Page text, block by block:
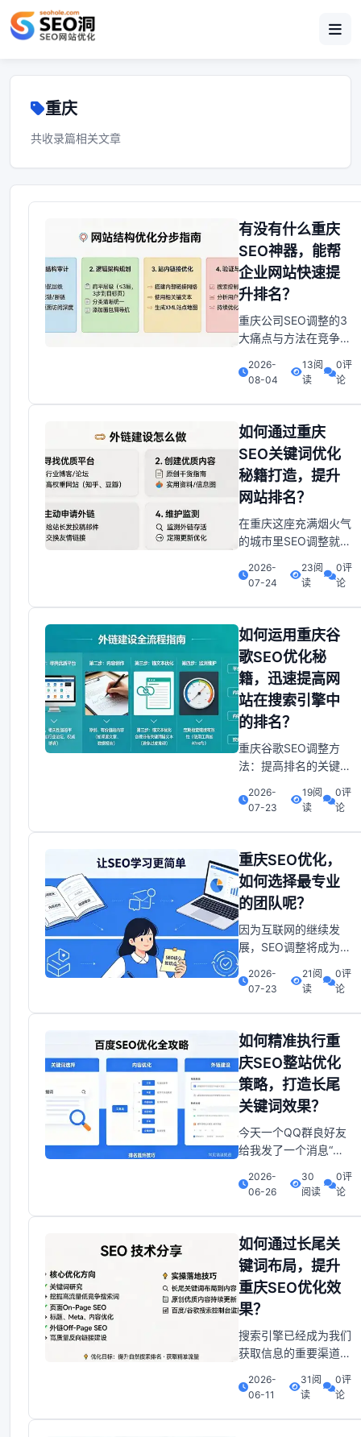
重庆
共收录篇相关文章
有没有什么重庆
SEO神器，能帮
企业网站快速提
升排名？
重庆公司SEO调整的3
大痛点与方法在竞争激
重庆公司面临着以下关
慢。错失商机许多公司
网站因调整不当或技术
落后长期停留在搜索引
擎第2页甚至更后位
置，导致目标客户流
失。传统SEO方法需要
数月才能见效，而
2026-
08-04
13阅
读
0评
论
如何通过重庆
SEO关键词优化
秘籍打造，提升
网站排名？
在重庆这座充满烟火气
的城市里SEO调整就像
要像侦探一样，寻找那
“宝藏”。今天就带大家
进一步发现重庆SEO关
键词调整的方法，让你
的网站在搜索引擎中闪
闪发光！一、掌握本地
特色：从“火锅”到“洪崖
洞”的关键
2026-
07-24
23阅
读
0评
论
如何运用重庆谷
歌SEO优化秘
籍，迅速提高网
站在搜索引擎中
的排名？
重庆谷歌SEO调整方
法：提高排名的关键策
代,网站的可见性变得
主、博主,还是电商卖
家。能够让更多人通过
搜索引擎找到你的网
站,都会直接影响你的
流量和收入。而谷歌,
作为全球最大的搜索引
擎,占据了绝大部分的
2026-
07-23
19阅
读
0评
论
重庆SEO优化，
如何选择最专业
的团队呢？
因为互联网的继续发
展，SEO调整将成为公
分。未来重庆SEO调整
竞争也将更加激烈。选
择一家专业、可靠的
SEO调整团队，将帮助
您的公司在行业市场中
立于不败之地。不过，
主要想说明与详细说
明。为重庆地区公司决
策
2026-
07-23
21阅
读
0评
论
如何精准执行重
庆SEO整站优化
策略，打造长尾
关键词效果？
今天一个QQ群良好友
给我发了一个消息“较
排名最迅速见效果
怎么去回答了。 这事
儿我可太有发言权了。
但是去思考怎样精准落
实沉重庆SEO整站优化
策略， 打造较长尾关
键词效果当前这个问题
确实值得较深入探讨。
2026-
06-26
30
阅读
0评
论
如何通过长尾关
键词布局，提升
重庆SEO优化效
果？
搜索引擎已经成为我们
获取信息的重要渠道。
网站在搜索引擎后来啊
键。那么如何进行重庆
2026-
06-11
31阅
读
0评
论